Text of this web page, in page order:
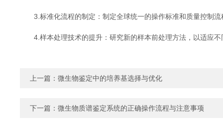
3.标准化流程的制定：制定全球统一的操作标准和质量控制流
4.样本处理技术的提升：研究新的样本前处理方法，以适应不
上一篇： 微生物鉴定中的培养基选择与优化
下一篇： 微生物质谱鉴定系统的正确操作流程与注意事项